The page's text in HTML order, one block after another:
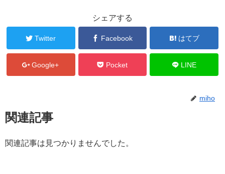
シェアする
Twitter Facebook はてブ
Google+ Pocket LINE
miho
関連記事
関連記事は見つかりませんでした。